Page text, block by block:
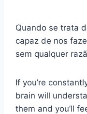
Quando se trata
capaz de nos
sem qualquer
If you’re
brain will
them and you’ll